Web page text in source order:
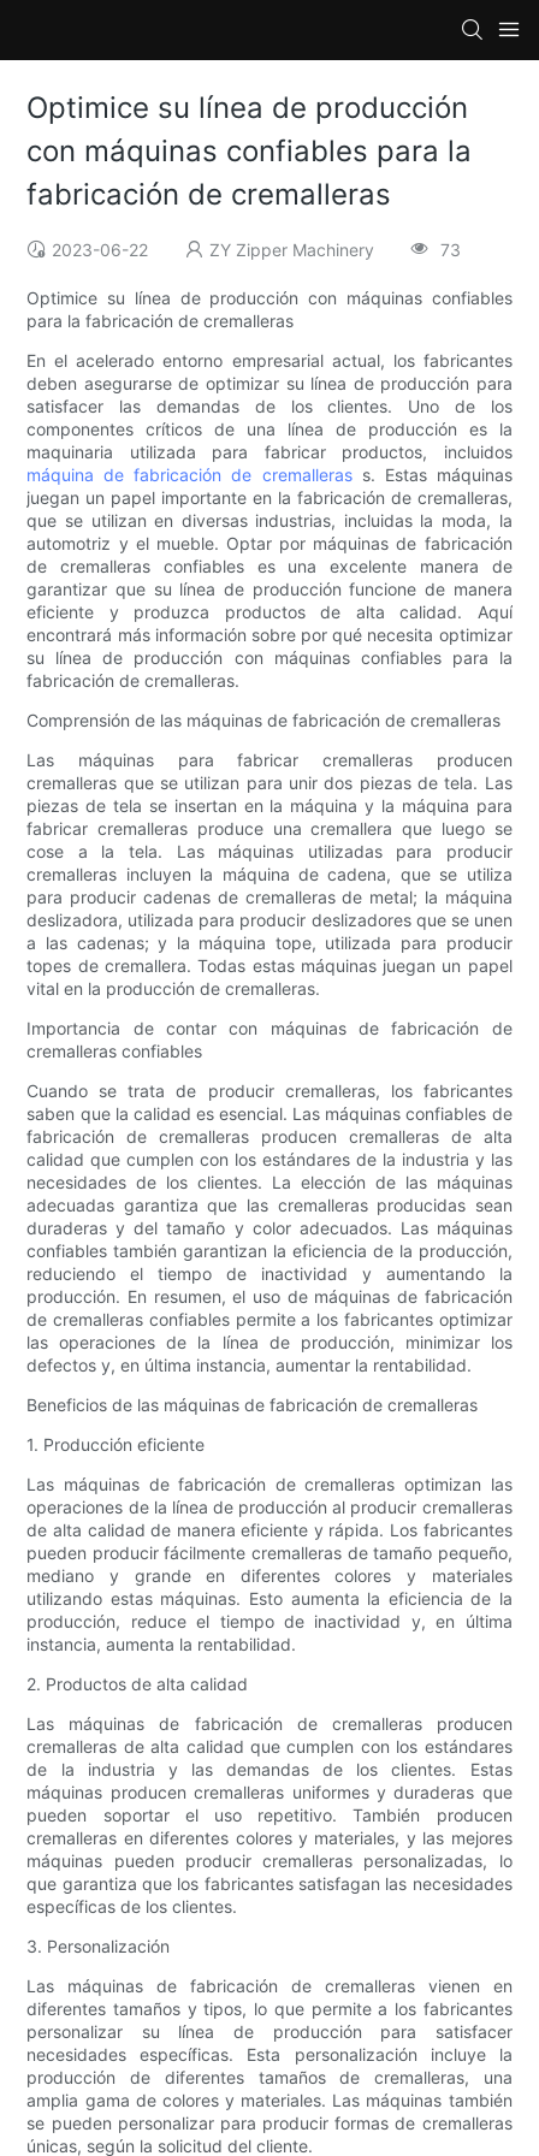
Optimice su línea de producción
con máquinas confiables para la
fabricación de cremalleras
2023-06-22 ZY Zipper Machinery 73
Optimice su línea de producción con máquinas confiables
para la fabricación de cremalleras
En el acelerado entorno empresarial actual, los fabricantes
deben asegurarse de optimizar su línea de producción para
satisfacer las demandas de los clientes. Uno de los
componentes críticos de una línea de producción es la
maquinaria utilizada para fabricar productos, incluidos
máquina de fabricación de cremalleras s. Estas máquinas
juegan un papel importante en la fabricación de cremalleras,
que se utilizan en diversas industrias, incluidas la moda, la
automotriz y el mueble. Optar por máquinas de fabricación
de cremalleras confiables es una excelente manera de
garantizar que su línea de producción funcione de manera
eficiente y produzca productos de alta calidad. Aquí
encontrará más información sobre por qué necesita optimizar
su línea de producción con máquinas confiables para la
fabricación de cremalleras.
Comprensión de las máquinas de fabricación de cremalleras
Las máquinas para fabricar cremalleras producen
cremalleras que se utilizan para unir dos piezas de tela. Las
piezas de tela se insertan en la máquina y la máquina para
fabricar cremalleras produce una cremallera que luego se
cose a la tela. Las máquinas utilizadas para producir
cremalleras incluyen la máquina de cadena, que se utiliza
para producir cadenas de cremalleras de metal; la máquina
deslizadora, utilizada para producir deslizadores que se unen
a las cadenas; y la máquina tope, utilizada para producir
topes de cremallera. Todas estas máquinas juegan un papel
vital en la producción de cremalleras.
Importancia de contar con máquinas de fabricación de
cremalleras confiables
Cuando se trata de producir cremalleras, los fabricantes
saben que la calidad es esencial. Las máquinas confiables de
fabricación de cremalleras producen cremalleras de alta
calidad que cumplen con los estándares de la industria y las
necesidades de los clientes. La elección de las máquinas
adecuadas garantiza que las cremalleras producidas sean
duraderas y del tamaño y color adecuados. Las máquinas
confiables también garantizan la eficiencia de la producción,
reduciendo el tiempo de inactividad y aumentando la
producción. En resumen, el uso de máquinas de fabricación
de cremalleras confiables permite a los fabricantes optimizar
las operaciones de la línea de producción, minimizar los
defectos y, en última instancia, aumentar la rentabilidad.
Beneficios de las máquinas de fabricación de cremalleras
1. Producción eficiente
Las máquinas de fabricación de cremalleras optimizan las
operaciones de la línea de producción al producir cremalleras
de alta calidad de manera eficiente y rápida. Los fabricantes
pueden producir fácilmente cremalleras de tamaño pequeño,
mediano y grande en diferentes colores y materiales
utilizando estas máquinas. Esto aumenta la eficiencia de la
producción, reduce el tiempo de inactividad y, en última
instancia, aumenta la rentabilidad.
2. Productos de alta calidad
Las máquinas de fabricación de cremalleras producen
cremalleras de alta calidad que cumplen con los estándares
de la industria y las demandas de los clientes. Estas
máquinas producen cremalleras uniformes y duraderas que
pueden soportar el uso repetitivo. También producen
cremalleras en diferentes colores y materiales, y las mejores
máquinas pueden producir cremalleras personalizadas, lo
que garantiza que los fabricantes satisfagan las necesidades
específicas de los clientes.
3. Personalización
Las máquinas de fabricación de cremalleras vienen en
diferentes tamaños y tipos, lo que permite a los fabricantes
personalizar su línea de producción para satisfacer
necesidades específicas. Esta personalización incluye la
producción de diferentes tamaños de cremalleras, una
amplia gama de colores y materiales. Las máquinas también
se pueden personalizar para producir formas de cremalleras
únicas, según la solicitud del cliente.